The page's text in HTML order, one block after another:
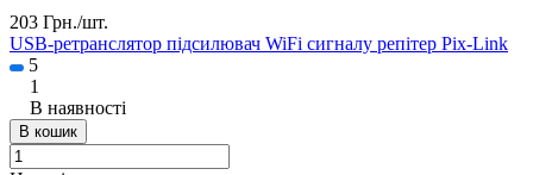
203 Грн./шт.
USB-ретранслятор підсилювач WiFi сигналу репітер Pix-Link
5
1
В наявності
В кошик